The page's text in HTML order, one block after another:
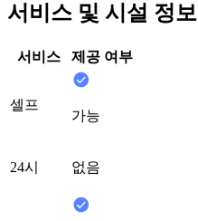
서비스 및 시설 정보
서비스 제공 여부
셀프
가능
24시 없음